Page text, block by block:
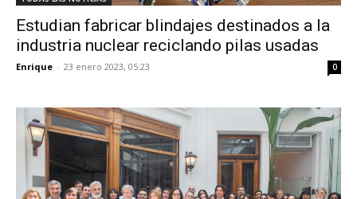
Estudian fabricar blindajes destinados a la
industria nuclear reciclando pilas usadas
Enrique - 23 enero 2023, 05:23 0